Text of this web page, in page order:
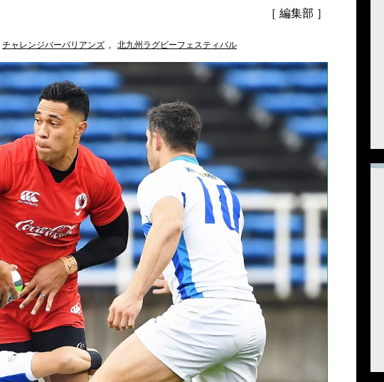
［ 編集部 ］
チャレンジバーバリアンズ , 北九州ラグビーフェスティバル